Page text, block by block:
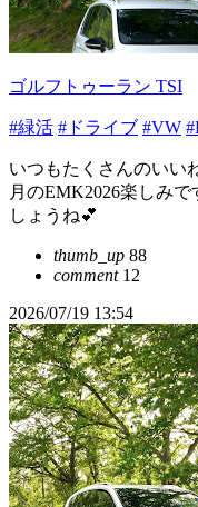
ゴルフトゥーラン TSI
#緑活 #ドライブ #VW
いつもたくさんのいい
月のEMK2026楽しみ
しょうね💕︎
thumb_up 88
comment12
2026/07/19 13:54